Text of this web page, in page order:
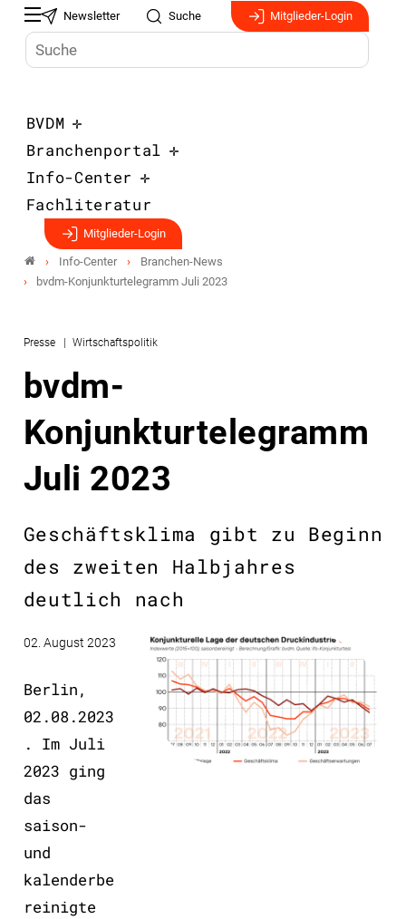
Newsletter Suche Mitglieder-Login
BVDM
Branchenportal
Info-Center
Fachliteratur
Mitglieder-Login
Info-Center
Branchen-News
bvdm-Konjunkturtelegramm Juli 2023
Presse Wirtschaftspolitik
bvdm-
Konjunkturtelegramm
Juli 2023
Geschäftsklima gibt zu Beginn
des zweiten Halbjahres
deutlich nach
02. August 2023
Berlin,
02.08.2023
. Im Juli
2023 ging
das
saison-
und
kalenderbe
reinigte